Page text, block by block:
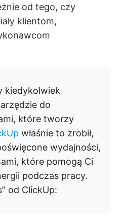
od tego, czy
klientom,
kiedykolwiek
do
które tworzy
właśnie to zrobił,
wydajności,
które pomogą Ci
podczas pracy.
od ClickUp: